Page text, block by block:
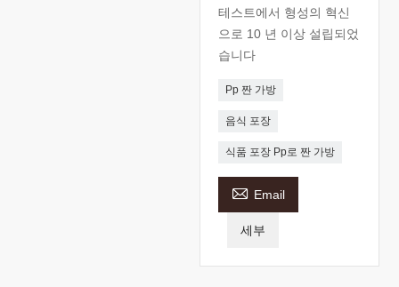
테스트에서 형성의 혁신
으로 10 년 이상 설립되었
습니다
Pp 짠 가방
음식 포장
식품 포장 Pp로 짠 가방
 Email
세부